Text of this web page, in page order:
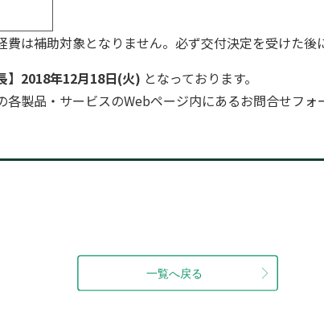
は補助対象となりません。必ず交付決定を受けた後
】2018年12月18日(火) となっております。
製品・サービスのWebページ内にあるお問合せフォ